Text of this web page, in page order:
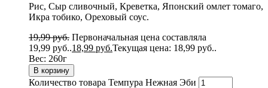
Рис, Сыр сливочный, Креветка, Японский омлет томаго,
Икра тобико, Ореховый соус.
19,99руб. Первоначальная цена составляла
19,99 руб..18,99 руб.Текущая цена: 18,99 руб..
Вес: 260г
В корзину
Количество товара Темпура Нежная Эби